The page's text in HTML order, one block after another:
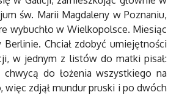
św. Marii Magdaleny w Poznaniu,
wybuchło w Wielkopolsce. Miesiąc
Chciał zdobyć umiejętności
w jednym z listów do matki pisał:
do łożenia wszystkiego na
zdjął mundur pruski i po dwóch